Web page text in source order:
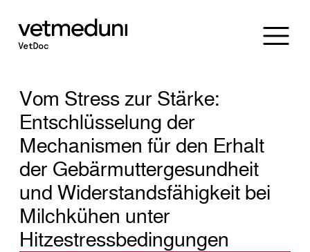
Vom Stress zur Stärke:
Entschlüsselung der
Mechanismen für den Erhalt
der Gebärmuttergesundheit
und Widerstandsfähigkeit bei
Milchkühen unter
Hitzestressbedingungen